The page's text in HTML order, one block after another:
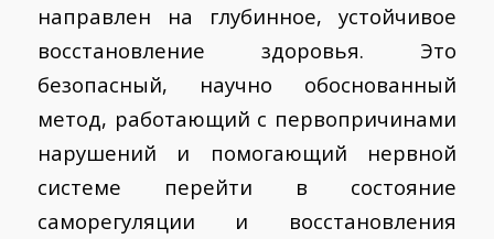
направлен на глубинное, устойчивое
восстановление здоровья. Это
безопасный, научно обоснованный
метод, работающий с первопричинами
нарушений и помогающий нервной
системе перейти в состояние
саморегуляции и восстановления